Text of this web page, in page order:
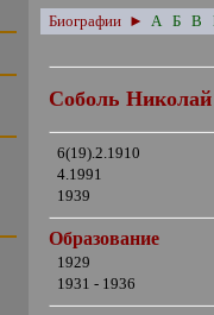
Биографии ► А Б В
Соболь
6(19).2.1910
4.1991
1939
Образование
1929
1931 - 1936